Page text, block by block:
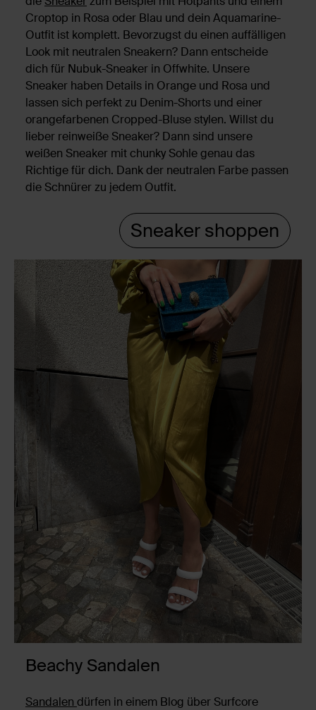
Croptop in Rosa oder Blau und dein Aquamarine-
Outfit ist komplett. Bevorzugst du einen auffälligen
Look mit neutralen Sneakern? Dann entscheide
dich für Nubuk-Sneaker in Offwhite. Unsere
Sneaker haben Details in Orange und Rosa und
lassen sich perfekt zu Denim-Shorts und einer
orangefarbenen Cropped-Bluse stylen. Willst du
lieber reinweiße Sneaker? Dann sind unsere
weißen Sneaker mit chunky Sohle genau das
Richtige für dich. Dank der neutralen Farbe passen
die Schnürer zu jedem Outfit.
Sneaker shoppen
Beachy Sandalen
Sandalen dürfen in einem Blog über Surfcore